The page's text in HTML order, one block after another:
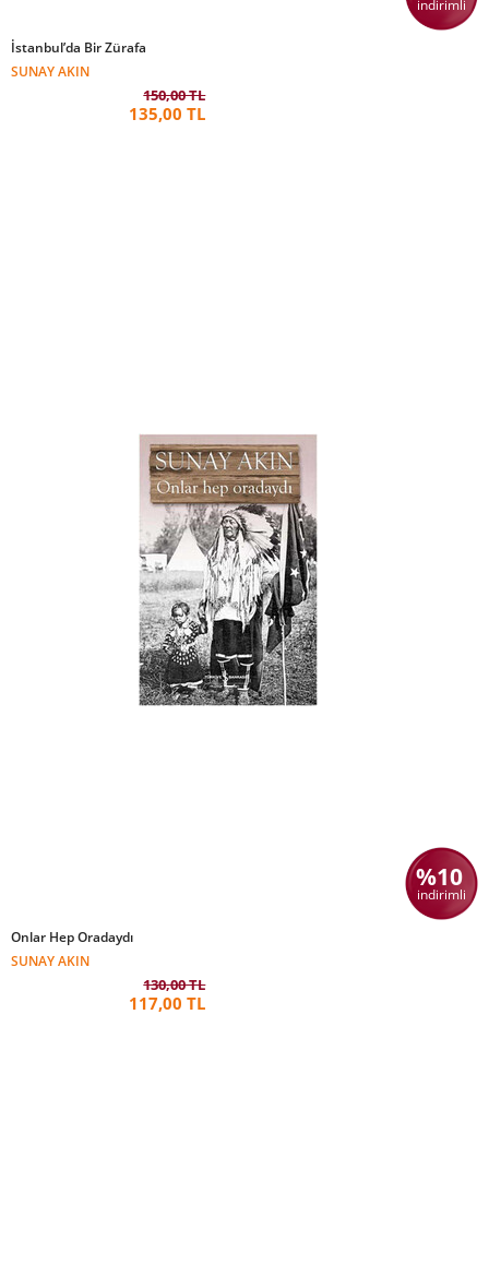
indirimli
İstanbul’da Bir Zürafa
SUNAY AKIN
150,00 TL
135,00 TL
%10
indirimli
Onlar Hep Oradaydı
SUNAY AKIN
130,00 TL
117,00 TL